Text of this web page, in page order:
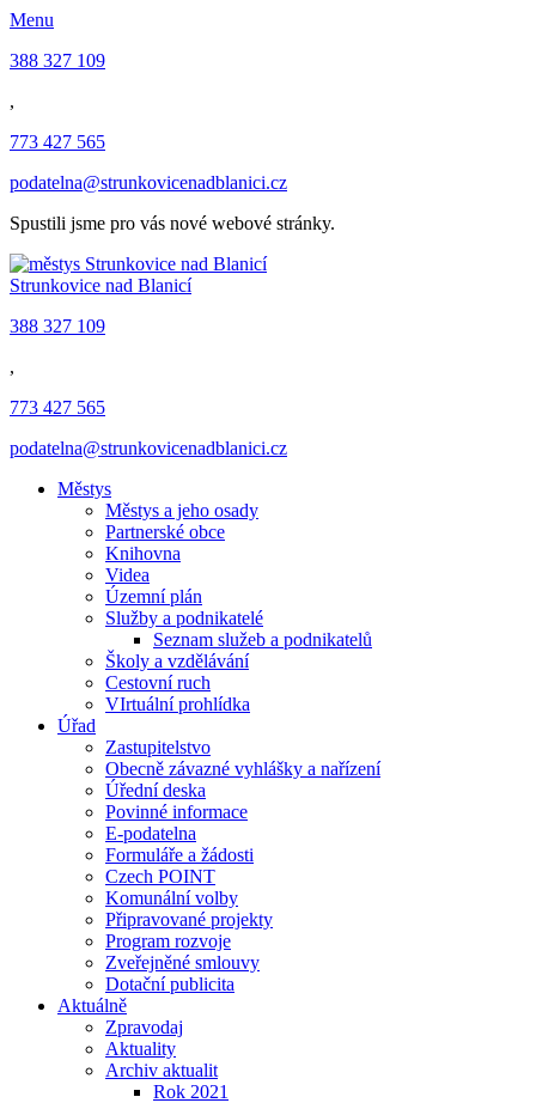
Menu
388 327 109
,
773 427 565
podatelna@strunkovicenadblanici.cz
Spustili jsme pro vás nové webové stránky.
Strunkovice nad Blanicí
388 327 109
,
773 427 565
podatelna@strunkovicenadblanici.cz
Městys
Městys a jeho osady
Partnerské obce
Knihovna
Videa
Územní plán
Služby a podnikatelé
Seznam služeb a podnikatelů
Školy a vzdělávání
Cestovní ruch
VIrtuální prohlídka
Úřad
Zastupitelstvo
Obecně závazné vyhlášky a nařízení
Úřední deska
Povinné informace
E-podatelna
Formuláře a žádosti
Czech POINT
Komunální volby
Připravované projekty
Program rozvoje
Zveřejněné smlouvy
Dotační publicita
Aktuálně
Zpravodaj
Aktuality
Archiv aktualit
Rok 2021